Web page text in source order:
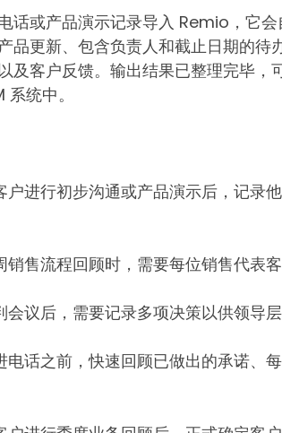
话或产品演示记录导入 Remio，它
品更新、包含负责人和截止日期的待
及客户反馈。输出结果已整理完毕，
统中。
户进行初步沟通或产品演示后，记录
销售流程回顾时，需要每位销售代表
会议后，需要记录多项决策以供领导层
电话之前，快速回顾已做出的承诺、